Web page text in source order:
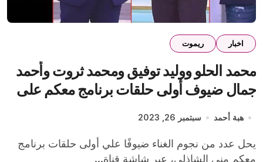
اخبار ريموت
محمد الحلو ووليد توفيق ومحمد ثروت وأحمد
جمال ضيوف أولى حلقات برنامج معكم على
هبة أحمد سبتمبر 26, 2023
يحل عدد من نجوم الغناء ضيوفًا علي أولى حلقات برنامج
معكم منى الشاذلي، عبر شاشة قناة...